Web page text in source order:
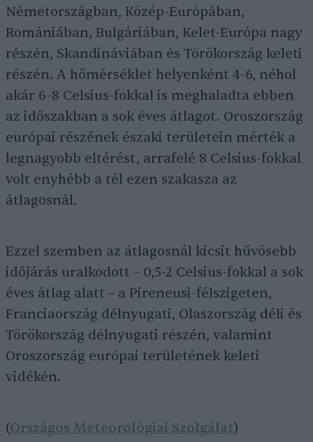
Németországban, Közép-Európában,
Romániában, Bulgáriában, Kelet-Európa nagy
részén, Skandináviában és Törökország keleti
részén. A hőmérséklet helyenként 4-6, néhol
akár 6-8 Celsius-fokkal is meghaladta ebben
az időszakban a sok éves átlagot. Oroszország
európai részének északi területein mérték a
legnagyobb eltérést, arrafelé 8 Celsius-fokkal
volt enyhébb a tél ezen szakasza az
átlagosnál.
Ezzel szemben az átlagosnál kicsit hűvösebb
időjárás uralkodott – 0,5-2 Celsius-fokkal a sok
éves átlag alatt – a Pireneusi-félszigeten,
Franciaország délnyugati, Olaszország déli és
Törökország délnyugati részén, valamint
Oroszország európai területének keleti
vidékén.
(Országos Meteorológiai Szolgálat)